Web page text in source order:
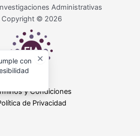
Administrativas
Copyright © 2026
y Condiciones
de Privacidad
con